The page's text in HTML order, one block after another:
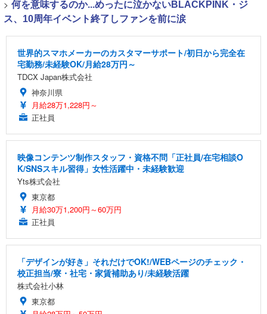
> 何を意味するのか...めったに泣かないBLACKPINK・ジ
ス、10周年イベント終了しファンを前に涙
世界的スマホメーカーのカスタマーサポート/初日から完全在
宅勤務/未経験OK/月給28万円～
TDCX Japan株式会社
神奈川県
月給28万1,228円～
正社員
映像コンテンツ制作スタッフ・資格不問「正社員/在宅相談O
K/SNSスキル習得」女性活躍中・未経験歓迎
Yts株式会社
東京都
月給30万1,200円～60万円
正社員
「デザインが好き」それだけでOK!/WEBページのチェック・
校正担当/寮・社宅・家賃補助あり/未経験活躍
株式会社小林
東京都